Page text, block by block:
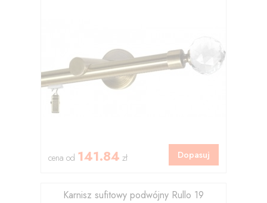
cena od 141.84 zł Dopasuj
Karnisz sufitowy podwójny Rullo 19